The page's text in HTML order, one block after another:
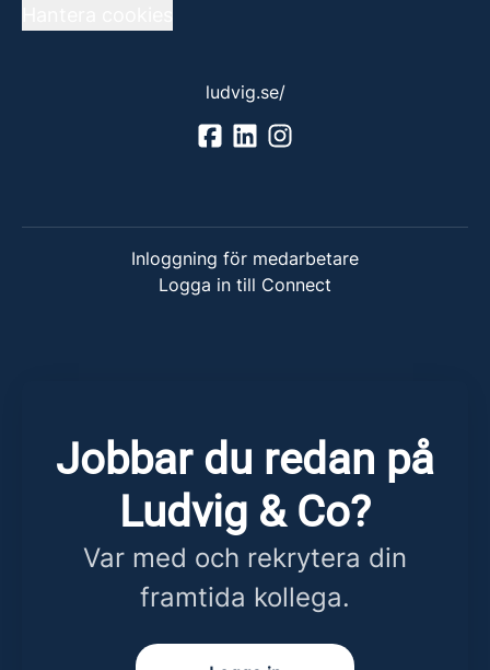
ludvig.se/
Inloggning för medarbetare
Logga in till Connect
Jobbar du redan på
Ludvig & Co?
Var med och rekrytera din
framtida kollega.